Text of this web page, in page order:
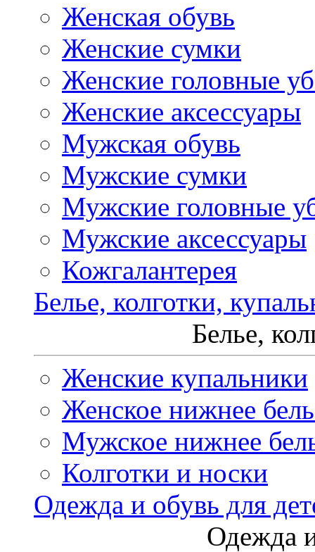
Женская обувь
Женские сумки
Женские головные
Женские аксессуары
Мужская обувь
Мужские сумки
Мужские головные
Мужские аксессуары
Кожгалантерея
Белье, колготки,
Белье,
Женские купальники
Женское нижнее
Мужское нижнее
Колготки и носки
Одежда и обувь для
Одежда